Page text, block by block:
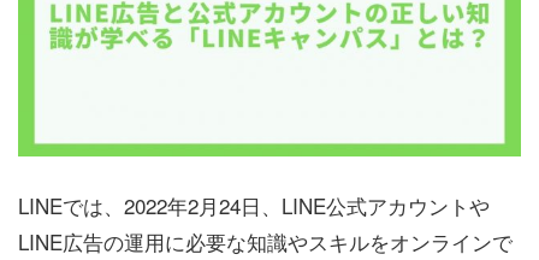
LINEでは、2022年2月24日、LINE公式アカウントや
LINE広告の運用に必要な知識やスキルをオンラインで